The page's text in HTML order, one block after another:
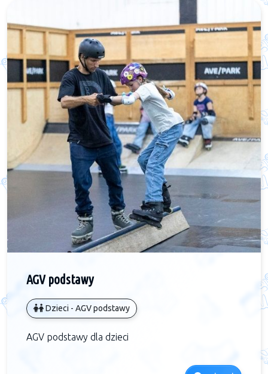
AGV podstawy
Dzieci - AGV podstawy
AGV podstawy dla dzieci